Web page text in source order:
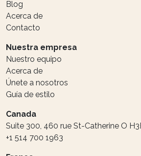
Blog
Acerca de
Contacto
Nuestra empresa
Nuestro equipo
Acerca de
Únete a nosotros
Guía de estilo
Canada
Suite 300, 460 rue St-Catherine O
+1 514 700 1963